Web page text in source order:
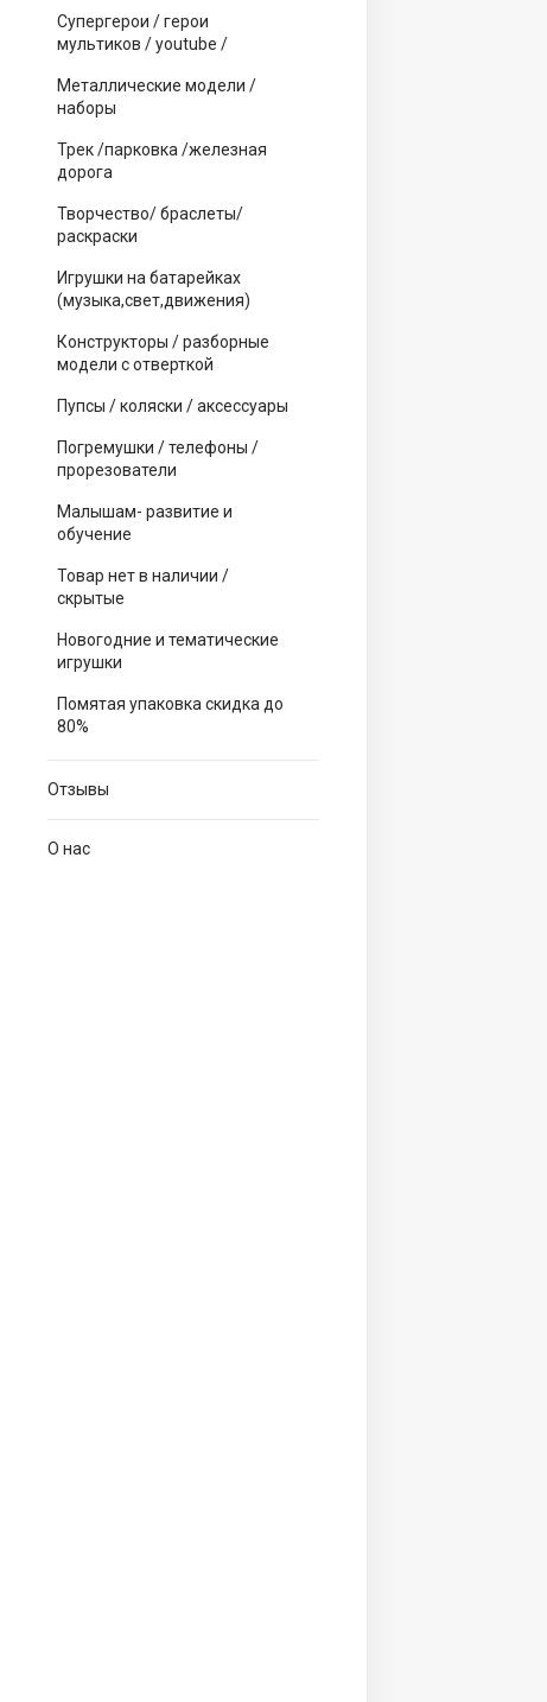
Супергерои / герои
мультиков / youtube /
Металлические модели /
наборы
Трек /парковка /железная
дорога
Творчество/ браслеты/
раскраски
Игрушки на батарейках
(музыка,свет,движения)
Конструкторы / разборные
модели с отверткой
Пупсы / коляски / аксессуары
Погремушки / телефоны /
прорезователи
Малышам- развитие и
обучение
Товар нет в наличии /
скрытые
Новогодние и тематические
игрушки
Помятая упаковка скидка до
80%
Отзывы
О нас